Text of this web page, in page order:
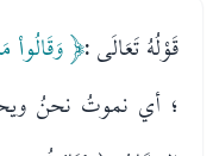
قَوْلُهُ تَعَالَى :﴿ وَقَالُواْ
؛ أي نموتُ نحنُ